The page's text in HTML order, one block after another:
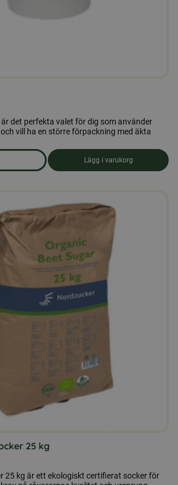
det perfekta valet för dig som använder
vill ha en större förpackning med äkta
Honung 3 kg.
Lägg i varukorg
25 kg
25 kg är ett ekologiskt certifierat socker för